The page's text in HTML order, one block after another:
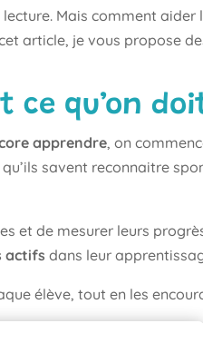
Mais comment
article, je vous propose
ce qu’on
apprendre, on
savent reconnaitre
et de mesurer leurs
actifs dans leur
élève, tout en les